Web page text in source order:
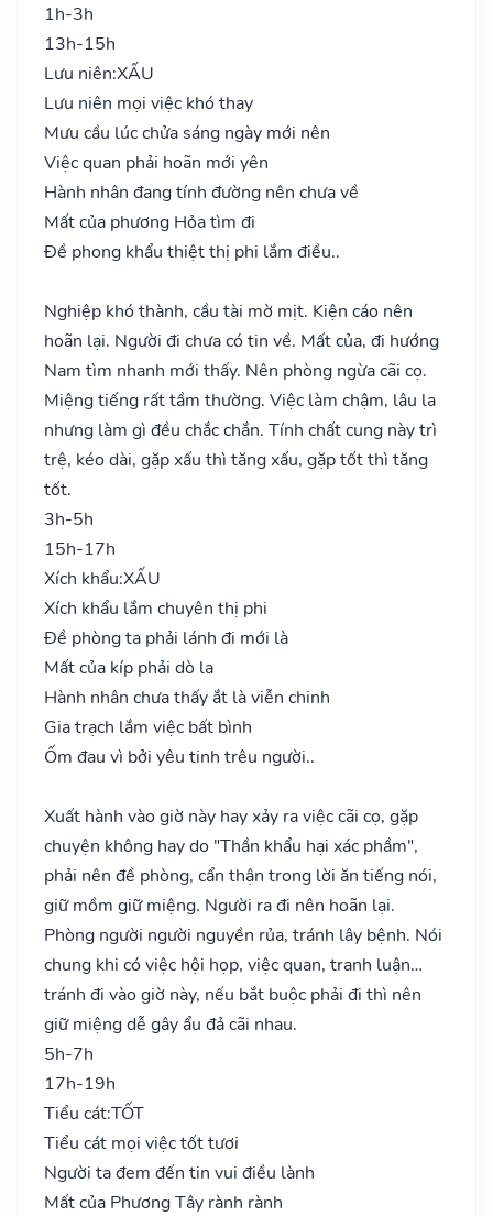
1h-3h
13h-15h
Lưu niên:XẤU
Lưu niên mọi việc khó thay
Mưu cầu lúc chửa sáng ngày mới nên
Việc quan phải hoãn mới yên
Hành nhân đang tính đường nên chưa về
Mất của phương Hỏa tìm đi
Đề phong khẩu thiệt thị phi lắm điều..
Nghiệp khó thành, cầu tài mờ mịt. Kiện cáo nên
hoãn lại. Người đi chưa có tin về. Mất của, đi hướng
Nam tìm nhanh mới thấy. Nên phòng ngừa cãi cọ.
Miệng tiếng rất tầm thường. Việc làm chậm, lâu la
nhưng làm gì đều chắc chắn. Tính chất cung này trì
trệ, kéo dài, gặp xấu thì tăng xấu, gặp tốt thì tăng
tốt.
3h-5h
15h-17h
Xích khẩu:XẤU
Xích khẩu lắm chuyên thị phi
Đề phòng ta phải lánh đi mới là
Mất của kíp phải dò la
Hành nhân chưa thấy ắt là viễn chinh
Gia trạch lắm việc bất bình
Ốm đau vì bởi yêu tinh trêu người..
Xuất hành vào giờ này hay xảy ra việc cãi cọ, gặp
chuyện không hay do "Thần khẩu hại xác phầm",
phải nên đề phòng, cẩn thận trong lời ăn tiếng nói,
giữ mồm giữ miệng. Người ra đi nên hoãn lại.
Phòng người người nguyền rủa, tránh lây bệnh. Nói
chung khi có việc hội họp, việc quan, tranh luận…
tránh đi vào giờ này, nếu bắt buộc phải đi thì nên
giữ miệng dễ gây ẩu đả cãi nhau.
5h-7h
17h-19h
Tiểu cát:TỐT
Tiểu cát mọi việc tốt tươi
Người ta đem đến tin vui điều lành
Mất của Phương Tây rành rành